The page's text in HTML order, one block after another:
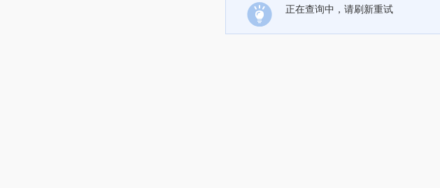
正在查询中，请刷新重试